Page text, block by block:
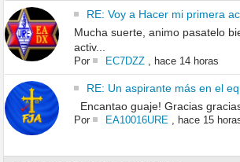
RE: Voy a Hacer mi primera
Mucha suerte, animo pasatelo
activ...
Por EC7DZZ, hace 14 horas
RE: Un aspirante más en el
Encantao guaje! Gracias
Por EA10016URE, hace 15